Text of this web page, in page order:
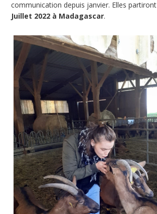
communication depuis janvier. Elles partiront
Juillet 2022 à Madagascar.